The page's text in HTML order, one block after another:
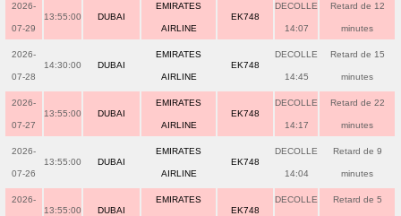
2026-
07-29
13:55:00 DUBAI
EMIRATES
AIRLINE
EK748
DECOLLE
14:07
Retard de 12
minutes
2026-
07-28
14:30:00 DUBAI
EMIRATES
AIRLINE
EK748
DECOLLE
14:45
Retard de 15
minutes
2026-
07-27
13:55:00 DUBAI
EMIRATES
AIRLINE
EK748
DECOLLE
14:17
Retard de 22
minutes
2026-
07-26
13:55:00 DUBAI
EMIRATES
AIRLINE
EK748
DECOLLE
14:04
Retard de 9
minutes
2026-
13:55:00 DUBAI
EMIRATES
EK748
DECOLLE Retard de 5